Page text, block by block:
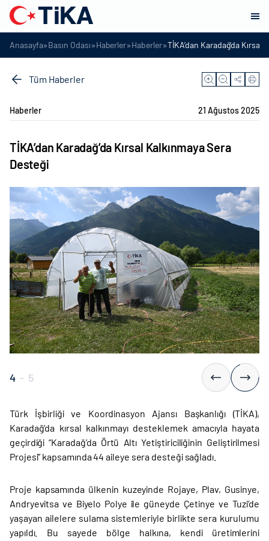
Anasayfa»Basın Odası»Haberler»Haberler»TİKA’dan Karadağ’da Kırsal
Tüm Haberler
Haberler 21 Ağustos 2025
TİKA’dan Karadağ’da Kırsal Kalkınmaya Sera
Desteği
4 - 5
Türk İşbirliği ve Koordinasyon Ajansı Başkanlığı (TİKA),
Karadağ’da kırsal kalkınmayı desteklemek amacıyla hayata
geçirdiği “Karadağ’da Örtü Altı Yetiştiriciliğinin Geliştirilmesi
Projesi” kapsamında 44 aileye sera desteği sağladı.
Proje kapsamında ülkenin kuzeyinde Rojaye, Plav, Gusinye,
Andryevitsa ve Biyelo Polye ile güneyde Çetinye ve Tuzi’de
yaşayan ailelere sulama sistemleriyle birlikte sera kurulumu
yapıldı. Bu sayede bölge halkına, kendi üretimlerini